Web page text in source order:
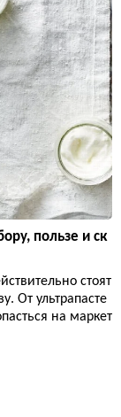
пользе и ск
стоят
От ультрапасте
на маркет